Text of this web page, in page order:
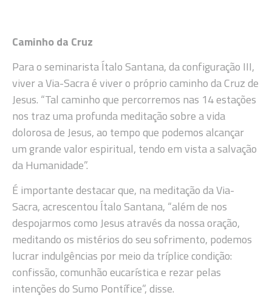
Caminho da Cruz
Para o seminarista Ítalo Santana, da configuração III,
viver a Via-Sacra é viver o próprio caminho da Cruz de
Jesus. “Tal caminho que percorremos nas 14 estações
nos traz uma profunda meditação sobre a vida
dolorosa de Jesus, ao tempo que podemos alcançar
um grande valor espiritual, tendo em vista a salvação
da Humanidade”.
É importante destacar que, na meditação da Via-
Sacra, acrescentou Ítalo Santana, “além de nos
despojarmos como Jesus através da nossa oração,
meditando os mistérios do seu sofrimento, podemos
lucrar indulgências por meio da tríplice condição:
confissão, comunhão eucarística e rezar pelas
intenções do Sumo Pontífice”, disse.